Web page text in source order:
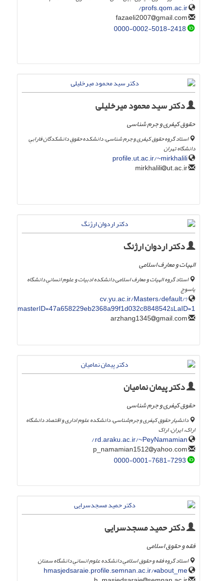
profs.qom.ac.ir/
gmail.com
0000-0002-5018-2418
دکتر سید محمود میرخلیلی
حقوق کیفری و جرم شناسی
استاد گروه حقوق کیفری و جرم شناسی، دانشکده حقوقِ دانشکدگان فارابیِ
دانشگاه تهران
profile.ut.ac.ir/~mirkhalili
ut.ac.ir
دکتر اردوان ارژنگ
الهیات و معارف اسلامی
استاد گروه الهیات و معارف اسلامی دانشکده ادبیات و علوم انسانیِ دانشگاه
یاسوج
cv.yu.ac.ir/Masters/default/?
masterID=47a658229eb2368a99f1d032c8848542&LaID=1
gmail.com
دکتر پیمان نمامیان
حقوق کیفری و جرم شناسی
دانشیار حقوق کیفری و جرم‌شناسی، دانشکده علوم اداری و اقتصاد دانشگاه
اراک، ایران، اراک
rd.araku.ac.ir/~PeyNamamian,/
yahoo.com
0000-0001-7681-7293
دکتر حمید مسجدسرایی
فقه و حقوق اسلامی
استاد گروه فقه و حقوق اسلامیِ دانشکده علوم انسانیِ دانشگاه سمنان
hmasjedsaraie.profile.semnan.ac.ir/#about_me